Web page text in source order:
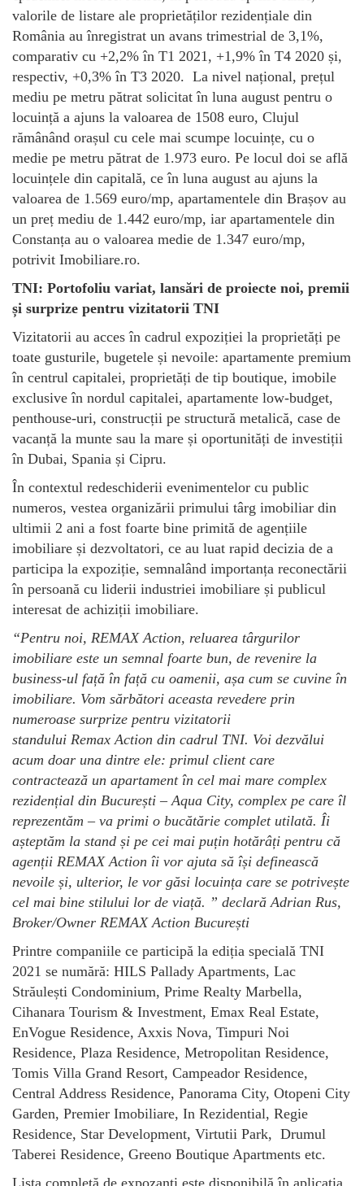
valorile de listare ale proprietăților rezidențiale din
România au înregistrat un avans trimestrial de 3,1%,
comparativ cu +2,2% în T1 2021, +1,9% în T4 2020 și,
respectiv, +0,3% în T3 2020. La nivel național, prețul
mediu pe metru pătrat solicitat în luna august pentru o
locuință a ajuns la valoarea de 1508 euro, Clujul
rămânând orașul cu cele mai scumpe locuințe, cu o
medie pe metru pătrat de 1.973 euro. Pe locul doi se află
locuințele din capitală, ce în luna august au ajuns la
valoarea de 1.569 euro/mp, apartamentele din Brașov au
un preț mediu de 1.442 euro/mp, iar apartamentele din
Constanța au o valoarea medie de 1.347 euro/mp,
potrivit Imobiliare.ro.
TNI: Portofoliu variat, lansări de proiecte noi, premii
și surprize pentru vizitatorii TNI
Vizitatorii au acces în cadrul expoziției la proprietăți pe
toate gusturile, bugetele și nevoile: apartamente premium
în centrul capitalei, proprietăți de tip boutique, imobile
exclusive în nordul capitalei, apartamente low-budget,
penthouse-uri, construcții pe structură metalică, case de
vacanță la munte sau la mare și oportunități de investiții
în Dubai, Spania și Cipru.
În contextul redeschiderii evenimentelor cu public
numeros, vestea organizării primului târg imobiliar din
ultimii 2 ani a fost foarte bine primită de agențiile
imobiliare și dezvoltatori, ce au luat rapid decizia de a
participa la expoziție, semnalând importanța reconectării
în persoană cu liderii industriei imobiliare și publicul
interesat de achiziții imobiliare.
“Pentru noi, REMAX Action, reluarea târgurilor
imobiliare este un semnal foarte bun, de revenire la
business-ul față în față cu oamenii, așa cum se cuvine în
imobiliare. Vom sărbători aceasta revedere prin
numeroase surprize pentru vizitatorii
standului Remax Action din cadrul TNI. Voi dezvălui
acum doar una dintre ele: primul client care
contractează un apartament în cel mai mare complex
rezidențial din București – Aqua City, complex pe care îl
reprezentăm – va primi o bucătărie complet utilată. Îi
așteptăm la stand și pe cei mai puțin hotărâți pentru că
agenții REMAX Action îi vor ajuta să își definească
nevoile și, ulterior, le vor găsi locuința care se potrivește
cel mai bine stilului lor de viață. ” declară Adrian Rus,
Broker/Owner REMAX Action București
Printre companiile ce participă la ediția specială TNI
2021 se numără: HILS Pallady Apartments, Lac
Străulești Condominium, Prime Realty Marbella,
Cihanara Tourism & Investment, Emax Real Estate,
EnVogue Residence, Axxis Nova, Timpuri Noi
Residence, Plaza Residence, Metropolitan Residence,
Tomis Villa Grand Resort, Campeador Residence,
Central Address Residence, Panorama City, Otopeni City
Garden, Premier Imobiliare, In Rezidential, Regie
Residence, Star Development, Virtutii Park, Drumul
Taberei Residence, Greeno Boutique Apartments etc.
Lista completă de expozanți este disponibilă în aplicația